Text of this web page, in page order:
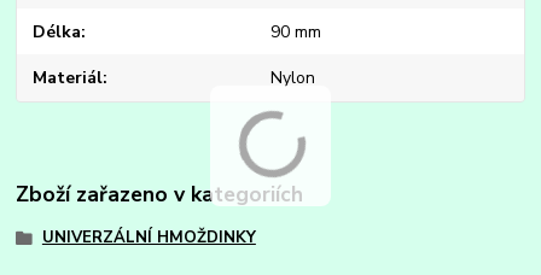
Délka 90 mm
Materiál Nylon
Zboží zařazeno v kategoriích
UNIVERZÁLNÍ HMOŽDINKY